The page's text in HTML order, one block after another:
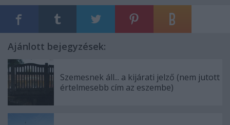
Ajánlott bejegyzések:
Szemesnek áll... a kijárati jelző (nem jutott
értelmesebb cím az eszembe)